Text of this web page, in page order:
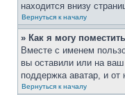
находится внизу
Вернуться к началу
» Как я могу
Вместе с именем
вы оставили или на ваш
поддержка аватар, и
Вернуться к началу